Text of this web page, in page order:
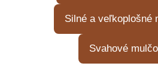
Silné a veľkoplošné
Svahové